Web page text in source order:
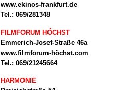
www.ekinos-frankfurt.de
Tel.: 069/281348
FILMFORUM HÖCHST
Emmerich-Josef-Straße 46a
www.filmforum-höchst.com
Tel.: 069/21245664
HARMONIE